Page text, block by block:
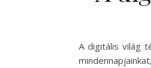
A digitális világ